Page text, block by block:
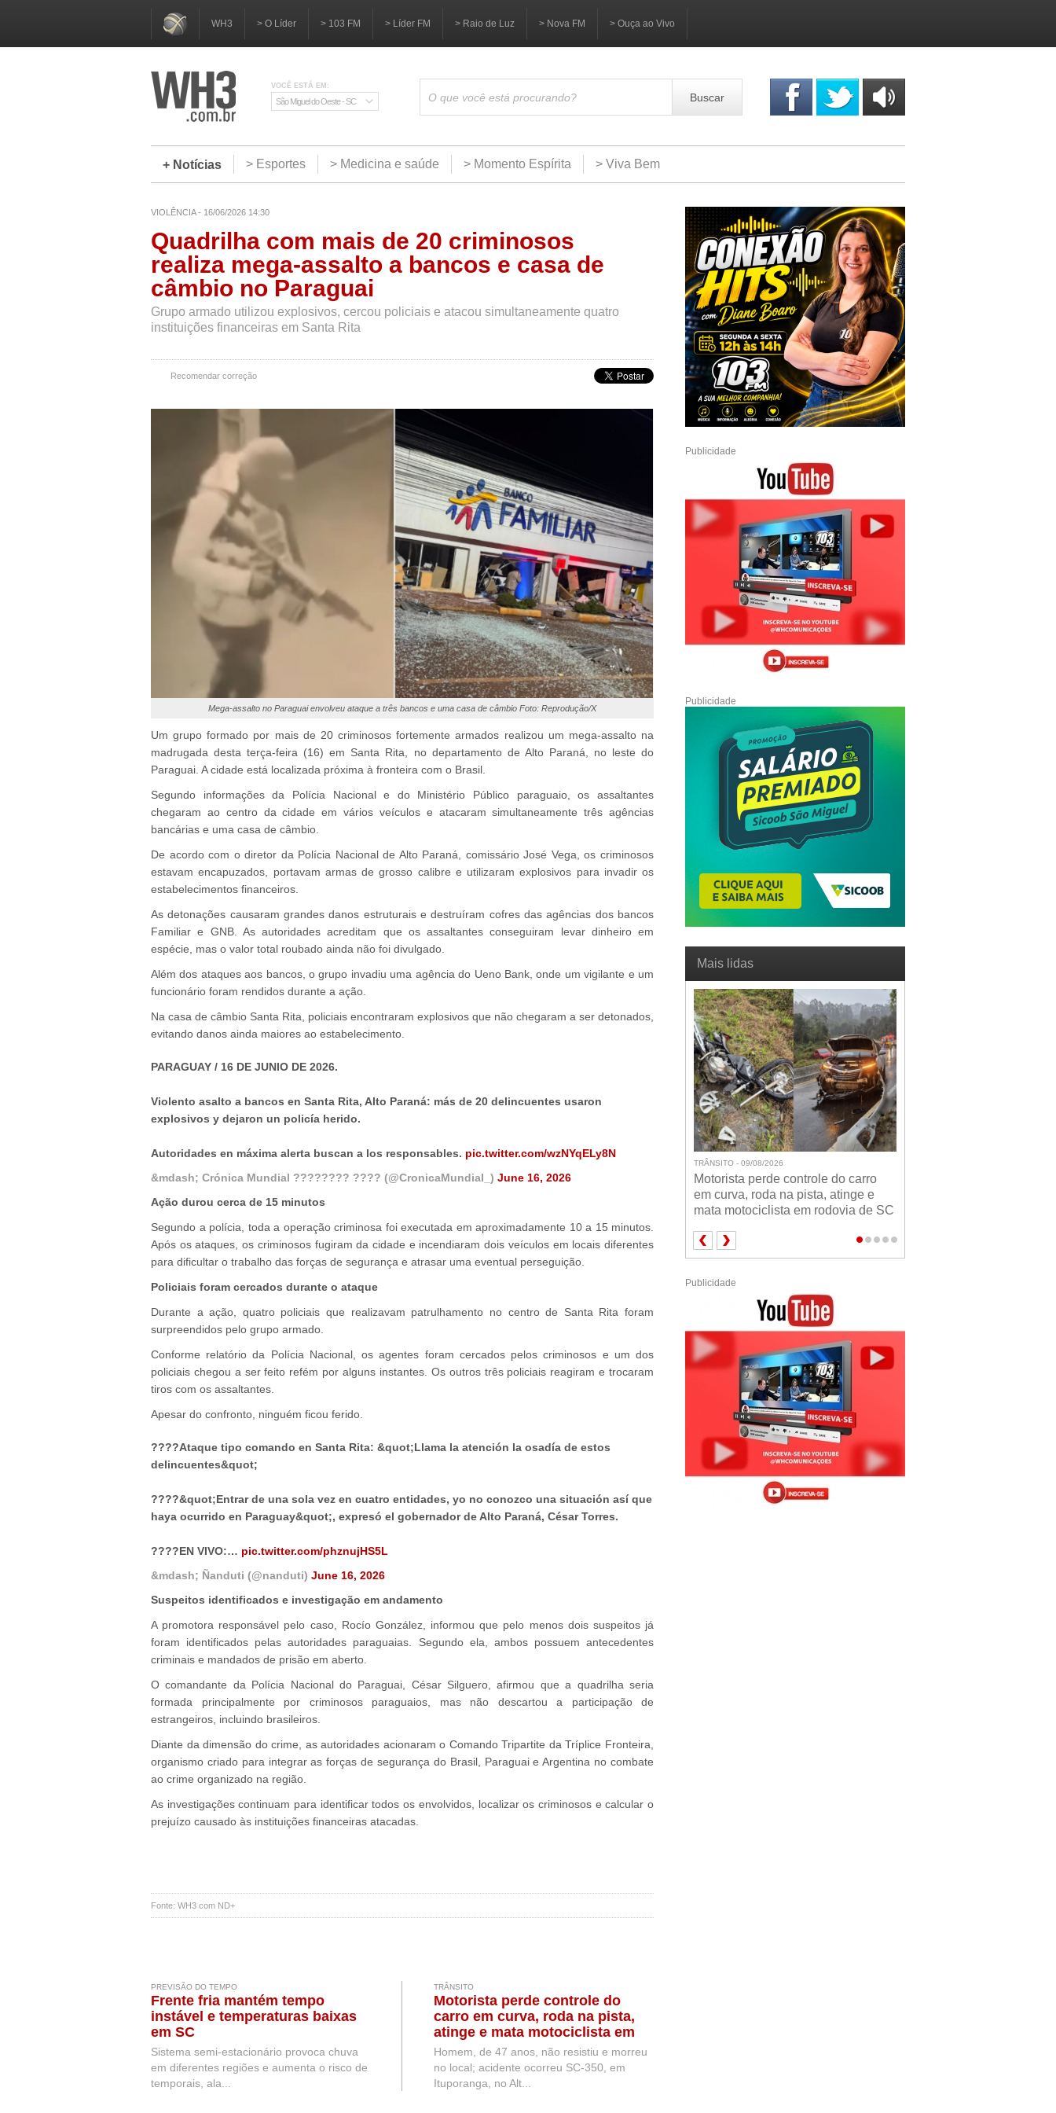
WH3 > O Líder > 103 FM > Líder FM > Raio de Luz > Nova FM > Ouça ao Vivo
VOCÊ ESTÁ EM:
São Miguel do Oeste - SC Buscar
+ Notícias
> Esportes > Medicina e saúde > Momento Espírita > Viva Bem
VIOLÊNCIA - 16/06/2026 14:30
Quadrilha com mais de 20 criminosos
realiza mega-assalto a bancos e casa de
câmbio no Paraguai
Grupo armado utilizou explosivos, cercou policiais e atacou simultaneamente quatro
instituições financeiras em Santa Rita
Recomendar correção
Mega-assalto no Paraguai envolveu ataque a três bancos e uma casa de câmbio Foto: Reprodução/X
Um grupo formado por mais de 20 criminosos fortemente armados realizou um mega-assalto na
madrugada desta terça-feira (16) em Santa Rita, no departamento de Alto Paraná, no leste do
Paraguai. A cidade está localizada próxima à fronteira com o Brasil.
Segundo informações da Polícia Nacional e do Ministério Público paraguaio, os assaltantes
chegaram ao centro da cidade em vários veículos e atacaram simultaneamente três agências
bancárias e uma casa de câmbio.
De acordo com o diretor da Polícia Nacional de Alto Paraná, comissário José Vega, os criminosos
estavam encapuzados, portavam armas de grosso calibre e utilizaram explosivos para invadir os
estabelecimentos financeiros.
As detonações causaram grandes danos estruturais e destruíram cofres das agências dos bancos
Familiar e GNB. As autoridades acreditam que os assaltantes conseguiram levar dinheiro em
espécie, mas o valor total roubado ainda não foi divulgado.
Além dos ataques aos bancos, o grupo invadiu uma agência do Ueno Bank, onde um vigilante e um
funcionário foram rendidos durante a ação.
Na casa de câmbio Santa Rita, policiais encontraram explosivos que não chegaram a ser detonados,
evitando danos ainda maiores ao estabelecimento.
PARAGUAY / 16 DE JUNIO DE 2026.
Violento asalto a bancos en Santa Rita, Alto Paraná: más de 20 delincuentes usaron
explosivos y dejaron un policía herido.
Autoridades en máxima alerta buscan a los responsables. pic.twitter.com/wzNYqELy8N
&mdash; Crónica Mundial ???????? ???? (@CronicaMundial_) June 16, 2026
Ação durou cerca de 15 minutos
Segundo a polícia, toda a operação criminosa foi executada em aproximadamente 10 a 15 minutos.
Após os ataques, os criminosos fugiram da cidade e incendiaram dois veículos em locais diferentes
para dificultar o trabalho das forças de segurança e atrasar uma eventual perseguição.
Policiais foram cercados durante o ataque
Durante a ação, quatro policiais que realizavam patrulhamento no centro de Santa Rita foram
surpreendidos pelo grupo armado.
Conforme relatório da Polícia Nacional, os agentes foram cercados pelos criminosos e um dos
policiais chegou a ser feito refém por alguns instantes. Os outros três policiais reagiram e trocaram
tiros com os assaltantes.
Apesar do confronto, ninguém ficou ferido.
????Ataque tipo comando en Santa Rita: &quot;Llama la atención la osadía de estos
delincuentes&quot;
????️&quot;Entrar de una sola vez en cuatro entidades, yo no conozco una situación así que
haya ocurrido en Paraguay&quot;, expresó el gobernador de Alto Paraná, César Torres.
????EN VIVO:… pic.twitter.com/phznujHS5L
&mdash; Ñanduti (@nanduti) June 16, 2026
Suspeitos identificados e investigação em andamento
A promotora responsável pelo caso, Rocío González, informou que pelo menos dois suspeitos já
foram identificados pelas autoridades paraguaias. Segundo ela, ambos possuem antecedentes
criminais e mandados de prisão em aberto.
O comandante da Polícia Nacional do Paraguai, César Silguero, afirmou que a quadrilha seria
formada principalmente por criminosos paraguaios, mas não descartou a participação de
estrangeiros, incluindo brasileiros.
Diante da dimensão do crime, as autoridades acionaram o Comando Tripartite da Tríplice Fronteira,
organismo criado para integrar as forças de segurança do Brasil, Paraguai e Argentina no combate
ao crime organizado na região.
As investigações continuam para identificar todos os envolvidos, localizar os criminosos e calcular o
prejuízo causado às instituições financeiras atacadas.
Fonte: WH3 com ND+
PREVISÃO DO TEMPO
Frente fria mantém tempo
instável e temperaturas baixas
em SC
Sistema semi-estacionário provoca chuva
em diferentes regiões e aumenta o risco de
temporais, ala...
TRÂNSITO
Motorista perde controle do
carro em curva, roda na pista,
atinge e mata motociclista em
rodovia de SC
Homem, de 47 anos, não resistiu e morreu
no local; acidente ocorreu SC-350, em
Ituporanga, no Alt...
Publicidade
Publicidade
Mais lidas
TRÂNSITO - 09/08/2026
Motorista perde controle do carro
em curva, roda na pista, atinge e
mata motociclista em rodovia de SC
Publicidade